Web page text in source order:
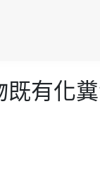
有化